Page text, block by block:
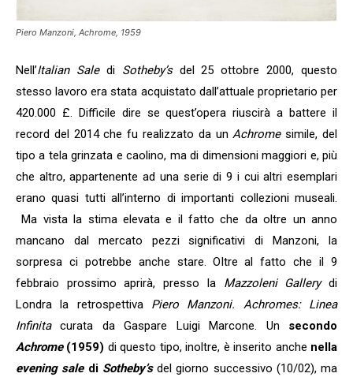
Piero Manzoni, Achrome, 1959
Nell’Italian Saledi Sotheby’sdel 25 ottobre 2000, questo
stesso lavoro era stata acquistato dall’attuale proprietario per
420.000 £. Difficile dire se quest’opera riuscirà a battere il
record del 2014 che fu realizzato da unAchromesimile, del
tipo a tela grinzata e caolino, ma di dimensioni maggiori e, più
che altro, appartenente ad una serie di 9 i cui altri esemplari
erano quasi tutti all’interno di importanti collezioni museali.
Ma vista la stima elevata e il fatto che da oltre un anno
mancano dal mercato pezzi significativi di Manzoni, la
sorpresa ci potrebbe anche stare. Oltre al fatto che il 9
febbraio prossimo aprirà, presso la Mazzoleni Gallerydi
Londra la retrospettiva Piero Manzoni. Achromes: Linea
Infinitacurata da Gaspare Luigi Marcone. Un secondo
Achrome(1959) di questo tipo, inoltre, è inserito anche nella
evening saledi Sotheby’sdel giorno successivo (10/02), ma